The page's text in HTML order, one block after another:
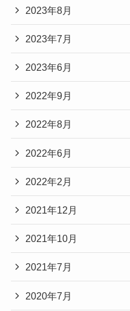
2023年8月
2023年7月
2023年6月
2022年9月
2022年8月
2022年6月
2022年2月
2021年12月
2021年10月
2021年7月
2020年7月